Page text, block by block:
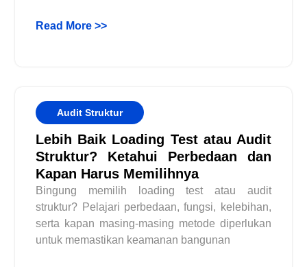
Read More >>
Audit Struktur
Lebih Baik Loading Test atau Audit
Struktur? Ketahui Perbedaan dan
Kapan Harus Memilihnya
Bingung memilih loading test atau audit
struktur? Pelajari perbedaan, fungsi, kelebihan,
serta kapan masing-masing metode diperlukan
untuk memastikan keamanan bangunan